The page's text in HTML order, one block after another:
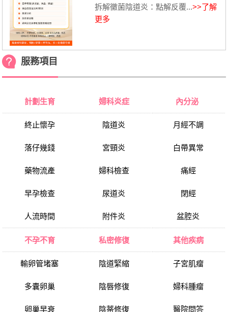
拆解黴菌陰道炎：點解反覆...>>了解
更多
服務項目
計劃生育
終止懷孕
落仔幾錢
藥物流產
早孕檢查
人流時間
婦科炎症
陰道炎
宮頸炎
婦科檢查
尿道炎
附件炎
內分泌
月經不調
白帶異常
痛經
閉經
盆腔炎
不孕不育
輸卵管堵塞
多囊卵巢
卵巢早衰
私密修復
陰道緊縮
陰唇修復
陰蒂修復
其他疾病
子宮肌瘤
婦科腫瘤
醫院問答